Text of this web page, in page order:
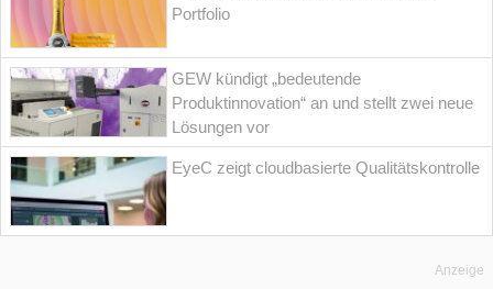
Portfolio
GEW kündigt „bedeutende
Produktinnovation“ an und stellt zwei neue
Lösungen vor
EyeC zeigt cloudbasierte Qualitätskontrolle
Anzeige